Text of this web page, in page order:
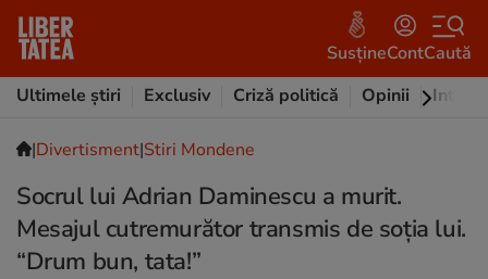
SusțineContCaută
Ultimele știri
Exclusiv Criză politică Opinii
|Divertisment|Stiri Mondene
Socrul lui Adrian Daminescu a murit.
Mesajul cutremurător transmis de soția lui.
“Drum bun, tata!”